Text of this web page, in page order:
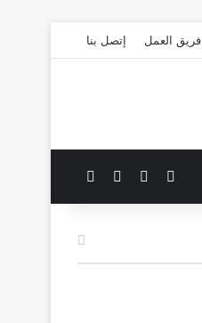
فريق العمل إتصل بنا
فيسبوك الوضع المظلم